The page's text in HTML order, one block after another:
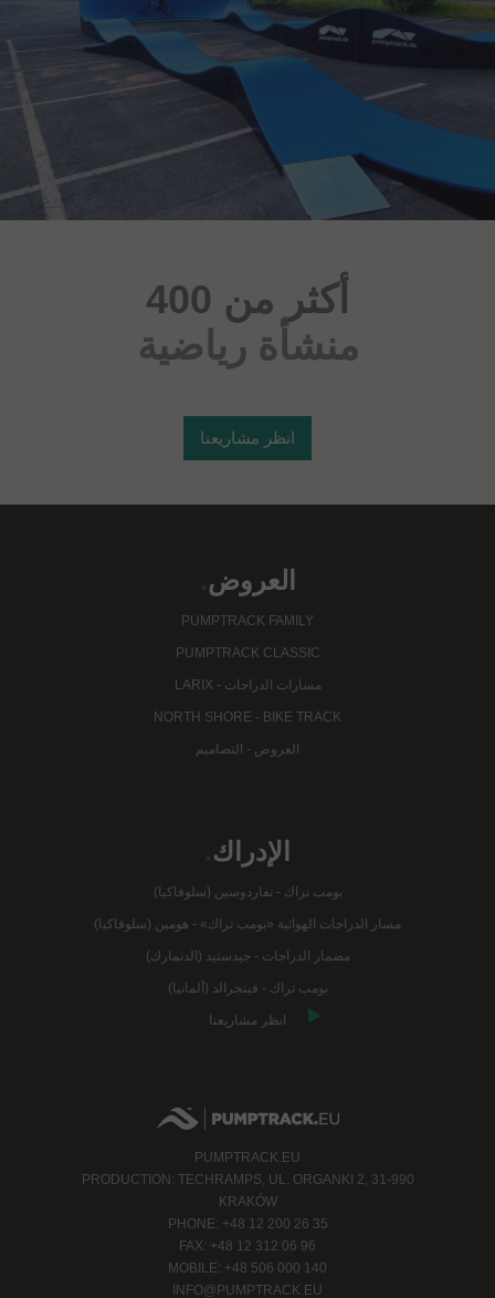
أكثر من 400
منشأة رياضية
انظر مشاريعنا
العروض.
PUMPTRACK FAMILY
PUMPTRACK CLASSIC
مسارات الدراجات - LARIX
NORTH SHORE - BIKE TRACK
العروض - التصاميم
الإدراك.
بومب تراك - تفاردوسين (سلوفاكيا)
مسار الدراجات الهوائية «بومب تراك» - هومين (سلوفاكيا)
مضمار الدراجات - جيدستيد (الدنمارك)
بومب تراك - فينجرالد (ألمانيا)
انظر مشاريعنا
PUMPTRACK.EU
PRODUCTION: TECHRAMPS, UL. ORGANKI 2, 31-990
KRAKÓW
PHONE: +48 12 200 26 35
FAX: +48 12 312 06 96
MOBILE: +48 506 000 140
INFO@PUMPTRACK.EU